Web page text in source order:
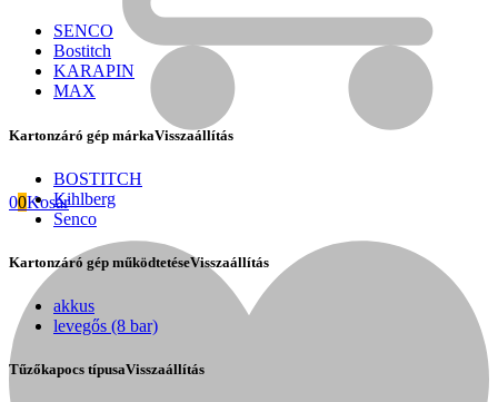
00Kosár
SENCO
Bostitch
KARAPIN
MAX
Kartonzáró gép márkaVisszaállítás
BOSTITCH
Kihlberg
Senco
Kartonzáró gép működtetéseVisszaállítás
akkus
levegős (8 bar)
Tűzőkapocs típusaVisszaállítás